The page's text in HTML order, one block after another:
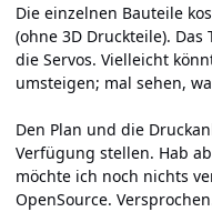
Die einzelnen Bauteile
(ohne 3D Druckteile).
die Servos. Vielleicht
umsteigen; mal sehen,
Den Plan und die
Verfügung stellen. Hab
möchte ich noch nichts
OpenSource.